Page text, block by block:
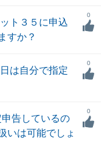
ト３５に申込
すか？
0
は自分で指定
0
申告しているの
いは可能でしょ
0